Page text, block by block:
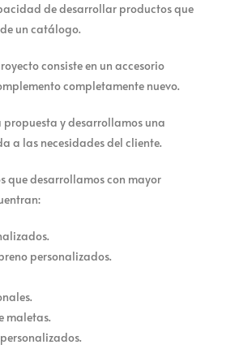
de desarrollar productos que
un catálogo.
consiste en un accesorio
completamente nuevo.
y desarrollamos una
a las necesidades del cliente.
que desarrollamos con mayor
personalizados.
maletas.